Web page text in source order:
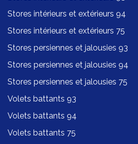
Stores intérieurs et extérieurs 94
Stores intérieurs et extérieurs 75
Stores persiennes et jalousies 93
Stores persiennes et jalousies 94
Stores persiennes et jalousies 75
Volets battants 93
Volets battants 94
Volets battants 75